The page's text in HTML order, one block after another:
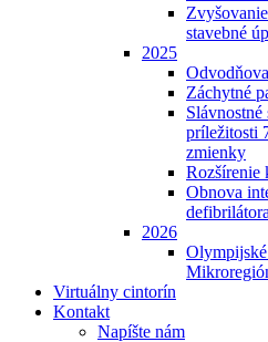
stavebné
2025
Záchytné
príležitosti
zmienky
Rozšírenie
Obnova
2026
Virtuálny cintorín
Kontakt
Napíšte nám